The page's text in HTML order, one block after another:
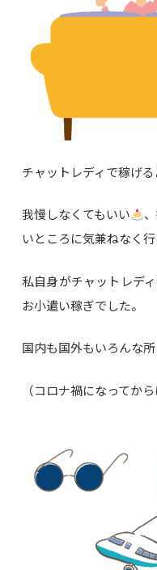
チャットレディで稼げ
我慢しなくてもいい
いところに気兼ねなく行
私自身がチャットレデ
お小遣い稼ぎでした。
国内も国外もいろんな
（コロナ禍になってか